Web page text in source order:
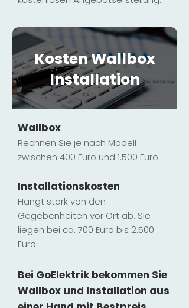
Kosten Wallbox
Installation
Wallbox
Rechnen Sie je nach Modell
zwischen 400 Euro und 1.500 Euro.
Installationskosten
Hängt stark von den
Gegebenheiten vor Ort ab. Sie
liegen bei ca. 700 Euro bis 2.500
Euro.
Bei GoElektrik bekommen Sie
Wallbox und Installation aus